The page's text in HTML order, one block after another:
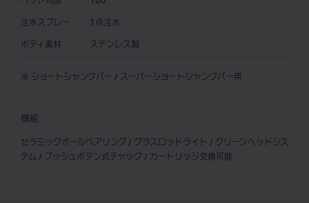
注水スプレー 1点注水
ボディ素材 ステンレス製
※ ショートシャンクバー / スーパーショートシャンクバー用
機能
セラミックボールベアリング / グラスロッドライト / クリーンヘッドシス
テム / プッシュボタン式チャック / カートリッジ交換可能